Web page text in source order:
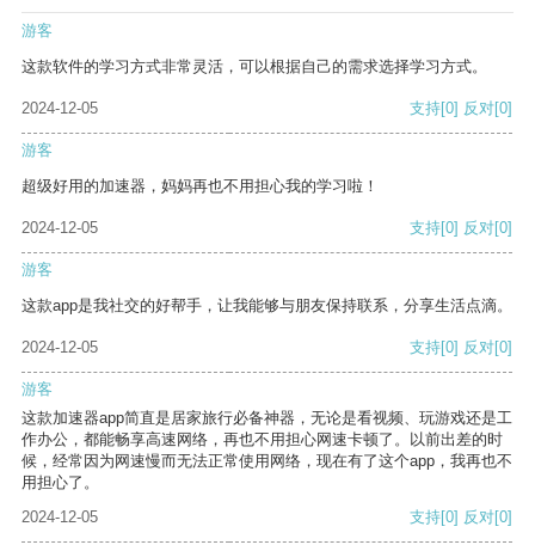
游客
这款软件的学习方式非常灵活，可以根据自己的需求选择学习方式。
2024-12-05 支持[0] 反对[0]
游客
超级好用的加速器，妈妈再也不用担心我的学习啦！
2024-12-05 支持[0] 反对[0]
游客
这款app是我社交的好帮手，让我能够与朋友保持联系，分享生活点滴。
2024-12-05 支持[0] 反对[0]
游客
这款加速器app简直是居家旅行必备神器，无论是看视频、玩游戏还是工
作办公，都能畅享高速网络，再也不用担心网速卡顿了。以前出差的时
候，经常因为网速慢而无法正常使用网络，现在有了这个app，我再也不
用担心了。
2024-12-05
支持[0] 反对[0]